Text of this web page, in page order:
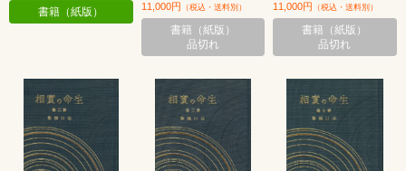
書籍（紙版） 11,000円 （税込・送料別）
書籍（紙版）
品切れ
11,000円 （税込・送料別）
書籍（紙版）
品切れ